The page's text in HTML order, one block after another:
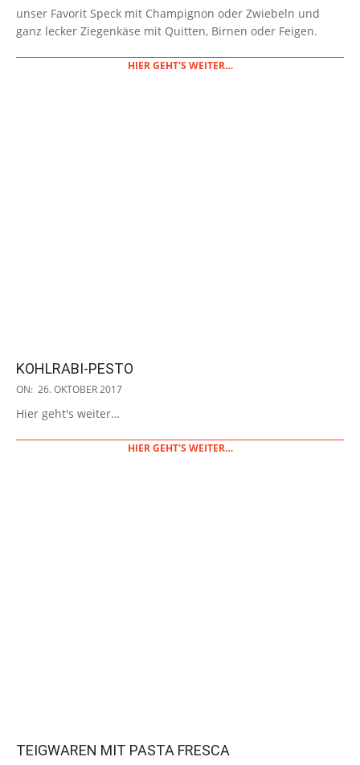
unser Favorit Speck mit Champignon oder Zwiebeln und
ganz lecker Ziegenkäse mit Quitten, Birnen oder Feigen.
HIER GEHT'S WEITER…
KOHLRABI-PESTO
2017-
26
ON: 26. OKTOBER 2017
Hier geht's weiter…
HIER GEHT'S WEITER…
TEIGWAREN MIT PASTA FRESCA